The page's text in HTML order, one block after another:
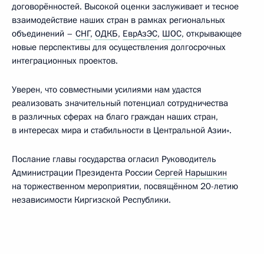
договорённостей. Высокой оценки заслуживает и тесное
взаимодействие наших стран в рамках региональных
объединений – СНГ, ОДКБ, ЕврАзЭС, ШОС, открывающее
новые перспективы для осуществления долгосрочных
интеграционных проектов.
Уверен, что совместными усилиями нам удастся
реализовать значительный потенциал сотрудничества
в различных сферах на благо граждан наших стран,
в интересах мира и стабильности в Центральной Азии».
Послание главы государства огласил Руководитель
Администрации Президента России Сергей Нарышкин
на торжественном мероприятии, посвящённом 20-летию
независимости Киргизской Республики.